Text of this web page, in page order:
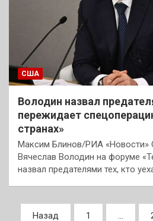
США
Володин назвал
пережидает
странах»
Максим Блинов/РИА «Новости»
Вячеслав Володин на форуме
назвал предателями тех, кто
Пагинация
Назад 1 …